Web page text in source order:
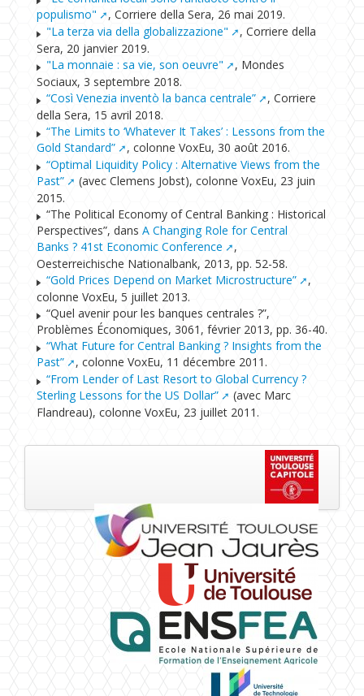
populismo"
, Corriere della Sera, 26 mai 2019.
"La terza via della globalizzazione"
, Corriere della
Sera, 20 janvier 2019.
"La monnaie : sa vie, son oeuvre"
, Mondes
Sociaux, 3 septembre 2018.
“Così Venezia inventò la banca centrale”
, Corriere
della Sera, 15 avril 2018.
“The Limits to ‘Whatever It Takes’ : Lessons from the
Gold Standard”
, colonne VoxEu, 30 août 2016.
“Optimal Liquidity Policy : Alternative Views from the
Past”
(avec Clemens Jobst), colonne VoxEu, 23 juin
2015.
“The Political Economy of Central Banking : Historical
Perspectives”, dans A Changing Role for Central
Banks ? 41st Economic Conference
,
Oesterreichische Nationalbank, 2013, pp. 52-58.
“Gold Prices Depend on Market Microstructure”
,
colonne VoxEu, 5 juillet 2013.
“Quel avenir pour les banques centrales ?”,
Problèmes Économiques, 3061, février 2013, pp. 36-40.
“What Future for Central Banking ? Insights from the
Past”
, colonne VoxEu, 11 décembre 2011.
“From Lender of Last Resort to Global Currency ?
Sterling Lessons for the US Dollar”
(avec Marc
Flandreau), colonne VoxEu, 23 juillet 2011.